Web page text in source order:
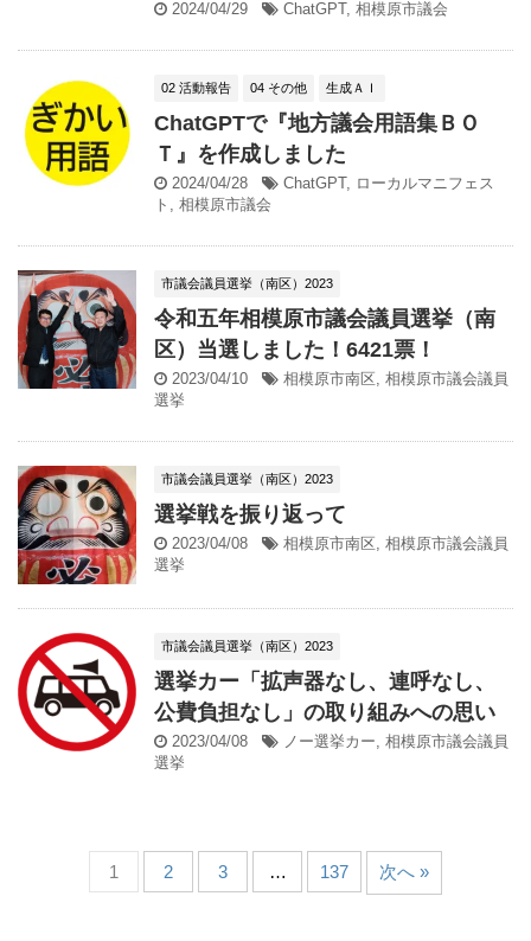
2024/04/29 ChatGPT, 相模原市議会
02 活動報告 04 その他 生成ＡＩ
ChatGPTで『地方議会用語集ＢＯ
Ｔ』を作成しました
2024/04/28 ChatGPT, ローカルマニフェス
ト , 相模原市議会
市議会議員選挙（南区）2023
令和五年相模原市議会議員選挙（南
区）当選しました！6421票！
2023/04/10 相模原市南区, 相模原市議会議員
選挙
市議会議員選挙（南区）2023
選挙戦を振り返って
2023/04/08 相模原市南区, 相模原市議会議員
選挙
市議会議員選挙（南区）2023
選挙カー「拡声器なし、連呼なし、
公費負担なし」の取り組みへの思い
2023/04/08 ノー選挙カー, 相模原市議会議員
選挙
1 2 3 … 137 次へ »